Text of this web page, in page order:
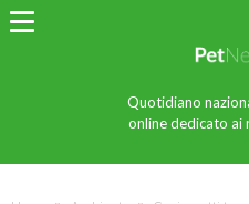
Quotidiano
online dedicato ai